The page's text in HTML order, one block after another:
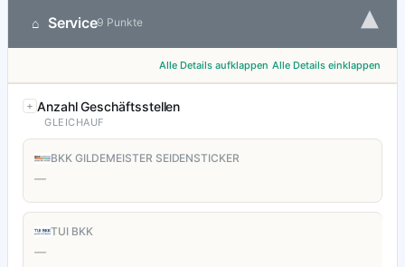
⌂ Service9 Punkte ▾
Alle Details aufklappen Alle Details einklappen
Anzahl Geschäftsstellen
GLEICHAUF
BKK GILDEMEISTER SEIDENSTICKER
—
TUI BKK
—